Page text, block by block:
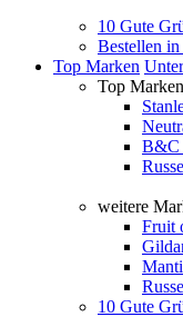
10 Gute
Bestellen
Top Marken
Top Marken
B&C
weitere
Fruit
10 Gute